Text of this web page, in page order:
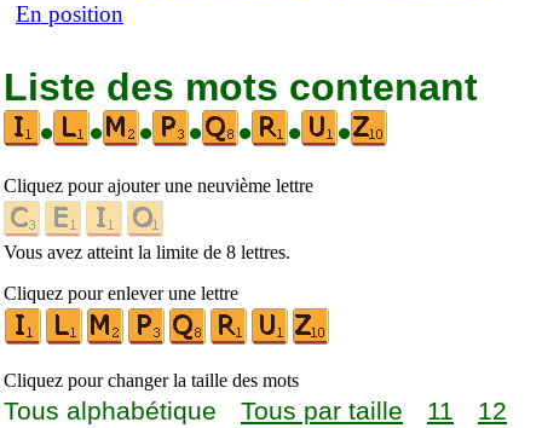
En position
Liste des mots contenant
•
• • • • • •
Cliquez pour ajouter une neuvième lettre
Vous avez atteint la limite de 8 lettres.
Cliquez pour enlever une lettre
Cliquez pour changer la taille des mots
Tous alphabétique Tous par taille 11
12